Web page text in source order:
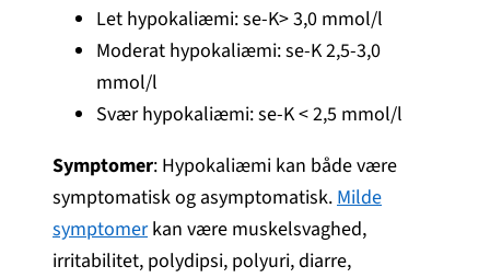
Let hypokaliæmi: se-K> 3,0 mmol/l
Moderat hypokaliæmi: se-K 2,5-3,0
mmol/l
Svær hypokaliæmi: se-K < 2,5 mmol/l
Symptomer: Hypokaliæmi kan både være
symptomatisk og asymptomatisk.Milde
symptomerkan være muskelsvaghed,
irritabilitet, polydipsi, polyuri, diarre,